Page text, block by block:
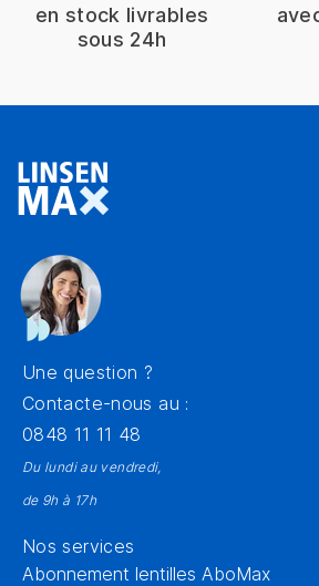
en stock livrables
sous 24h
Une question ?
Contacte-nous au :
0848 11 11 48
Du lundi au vendredi,
de 9h à 17h
Nos services
Abonnement lentilles AboMax